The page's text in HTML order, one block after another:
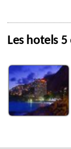
Les hotels